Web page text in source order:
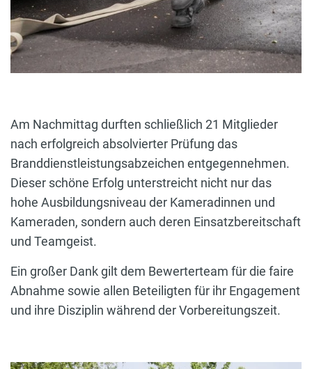
Am Nachmittag durften schließlich 21 Mitglieder
nach erfolgreich absolvierter Prüfung das
Branddienstleistungsabzeichen entgegennehmen.
Dieser schöne Erfolg unterstreicht nicht nur das
hohe Ausbildungsniveau der Kameradinnen und
Kameraden, sondern auch deren Einsatzbereitschaft
und Teamgeist.
Ein großer Dank gilt dem Bewerterteam für die faire
Abnahme sowie allen Beteiligten für ihr Engagement
und ihre Disziplin während der Vorbereitungszeit.